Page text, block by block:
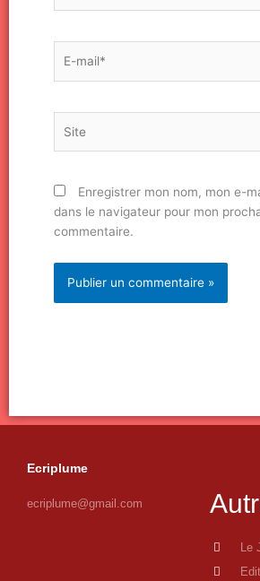
mail*
Enregistrer mon nom, mon e-
dans le navigateur pour mon
commentaire.
Ecriplume
ecriplume@gmail.com